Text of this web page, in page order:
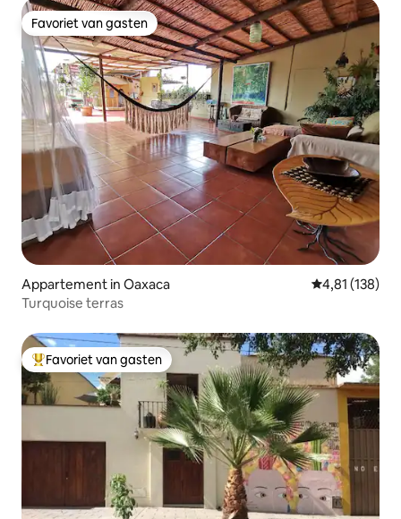
Favoriet van gasten
Favoriet van gasten
Appartement in Oaxaca Gemiddelde
4,81 (138)
Turquoise terras
Topfavoriet van gasten
Favoriet van gasten